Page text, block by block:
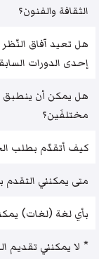
الثقافة والفنون؟
هل تعيد آفاق
إحدى الدورات
هل يمكن أن ينطبق
مختلفَين؟
كيف أتقدّم بطلب
متى يمكنني
بأي لغة (لغات)
* لا يمكنني تقديم